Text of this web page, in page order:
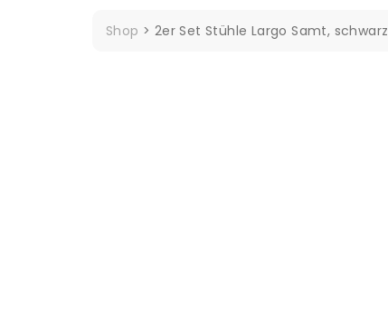
Shop > 2er Set Stühle Largo Samt, schwarz